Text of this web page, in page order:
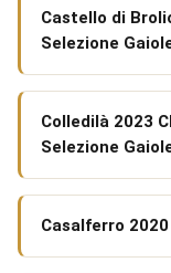
Castello di
Selezione
Colledilà 2023
Selezione
Casalferro